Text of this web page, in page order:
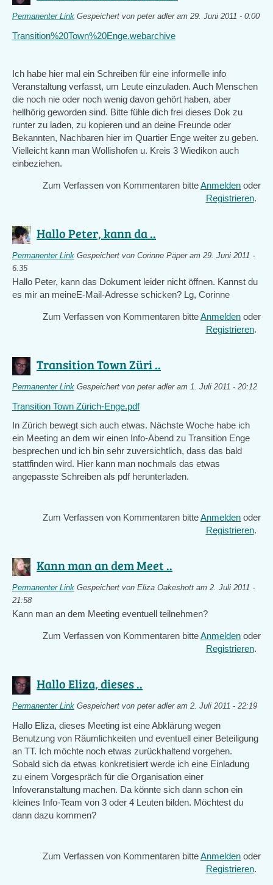
Permanenter Link Gespeichert von peter adleram 29. Juni 2011 - 0:00
Transition%20Town%20Enge.webarchive
Ich habe hier mal ein Schreiben für eine informelle info
Veranstaltung verfasst, um Leute einzuladen. Auch Menschen
die noch nie oder noch wenig davon gehört haben, aber
hellhörig geworden sind. Bitte fühle dich frei dieses Dok zu
runter zu laden, zu kopieren und an deine Freunde oder
Bekannten, Nachbaren hier im Quartier Enge weiter zu geben.
Vielleicht kann man Wollishofen u. Kreis 3 Wiedikon auch
einbeziehen.
Zum Verfassen von Kommentaren bitteAnmelden oder
Registrieren.
Hallo Peter, kann da ..
Permanenter Link Gespeichert von Corinne Päperam 29. Juni 2011 -
6:35
Hallo Peter, kann das Dokument leider nicht öffnen. Kannst du
es mir an meineE-Mail-Adresse schicken? Lg, Corinne
Zum Verfassen von Kommentaren bitteAnmelden oder
Registrieren.
Transition Town Züri ..
Permanenter Link Gespeichert von peter adleram 1. Juli 2011 - 20:12
Transition Town Zürich-Enge.pdf
In Zürich bewegt sich auch etwas. Nächste Woche habe ich
ein Meeting an dem wir einen Info-Abend zu Transition Enge
besprechen und ich bin sehr zuversichtlich, dass das bald
stattfinden wird. Hier kann man nochmals das etwas
angepasste Schreiben als pdf herunterladen.
Zum Verfassen von Kommentaren bitteAnmelden oder
Registrieren.
Kann man an dem Meet ..
Permanenter Link Gespeichert von Eliza Oakeshott am 2. Juli 2011 -
21:58
Kann man an dem Meeting eventuell teilnehmen?
Zum Verfassen von Kommentaren bitteAnmelden oder
Registrieren.
Hallo Eliza, dieses ..
Permanenter Link Gespeichert von peter adleram 2. Juli 2011 - 22:19
Hallo Eliza, dieses Meeting ist eine Abklärung wegen
Benutzung von Räumlichkeiten und eventuell einer Beteiligung
an TT. Ich möchte noch etwas zurückhaltend vorgehen.
Sobald sich da etwas konkretisiert werde ich eine Einladung
zu einem Vorgespräch für die Organisation einer
Infoveranstaltung machen. Da könnte sich dann schon ein
kleines Info-Team von 3 oder 4 Leuten bilden. Möchtest du
dann dazu kommen?
Zum Verfassen von Kommentaren bitteAnmelden oder
Registrieren.